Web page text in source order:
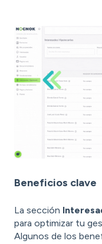
Beneficios clave
La sección
para optimizar tu
Algunos de los